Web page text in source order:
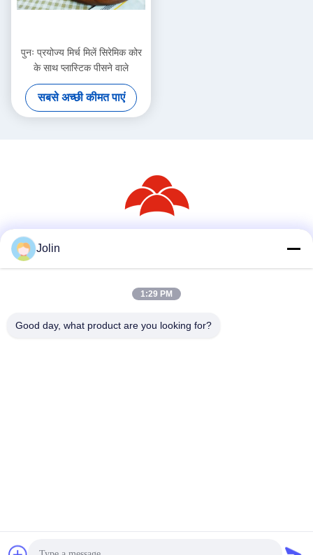
पुनः प्रयोज्य मिर्च मिलें सिरेमिक कोर
के साथ प्लास्टिक पीसने वाले
सबसे अच्छी कीमत पाएं
चीन अच्छी गुणवत्ता प्लास्टिक काली मिर्च पीसने वाले आपूर्तिकर्ता. कॉपीराइट © 2024-
Jolin
1:29 PM
Good day, what product are you looking for?